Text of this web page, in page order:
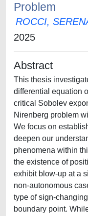
Problem
ROCCI,
2025
Abstract
This thesis
differential equation
critical Sobolev
Nirenberg problem
We focus on
deepen our
phenomena within
the existence of
exhibit blow-up at a
non-autonomous
type of sign-
boundary point.